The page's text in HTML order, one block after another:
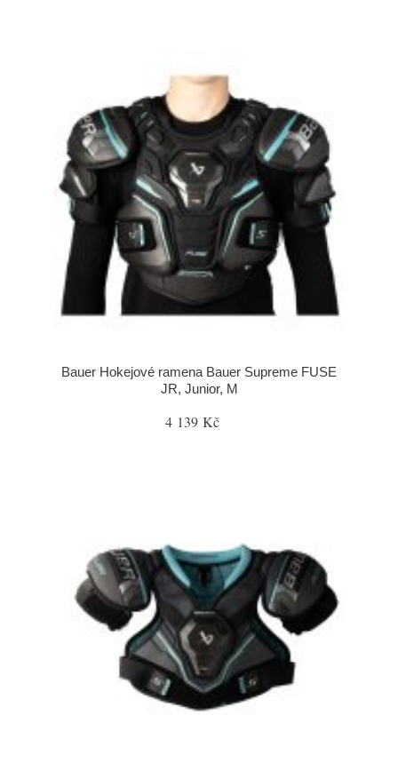
Bauer Hokejové ramena Bauer Supreme FUSE
JR, Junior, M
4 139 Kč